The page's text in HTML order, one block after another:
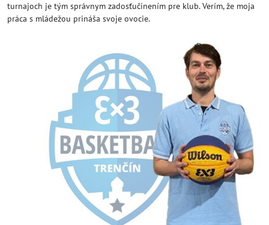
turnajoch je tým správnym zadosťučinením pre klub. Verím, že moja
práca s mládežou prináša svoje ovocie.